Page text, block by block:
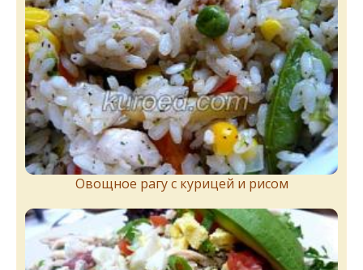
Овощное рагу с курицей и рисом